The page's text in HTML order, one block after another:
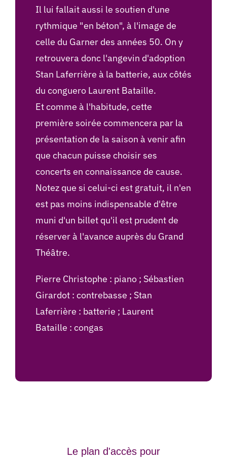
Il lui fallait aussi le soutien d'une
rythmique "en béton", à l'image de
celle du Garner des années 50. On y
retrouvera donc l'angevin d'adoption
Stan Laferrière à la batterie, aux côtés
du conguero Laurent Bataille.
Et comme à l'habitude, cette
première soirée commencera par la
présentation de la saison à venir afin
que chacun puisse choisir ses
concerts en connaissance de cause.
Notez que si celui-ci est gratuit, il n'en
est pas moins indispensable d'être
muni d'un billet qu'il est prudent de
réserver à l'avance auprès du Grand
Théâtre.
Pierre Christophe : piano ; Sébastien
Girardot : contrebasse ; Stan
Laferrière : batterie ; Laurent
Bataille : congas
Le plan d'accès pour